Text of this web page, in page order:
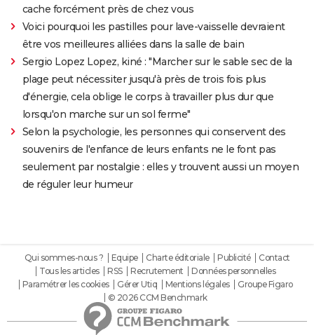
cache forcément près de chez vous
Voici pourquoi les pastilles pour lave-vaisselle devraient
être vos meilleures alliées dans la salle de bain
Sergio Lopez Lopez, kiné : "Marcher sur le sable sec de la
plage peut nécessiter jusqu'à près de trois fois plus
d'énergie, cela oblige le corps à travailler plus dur que
lorsqu'on marche sur un sol ferme"
Selon la psychologie, les personnes qui conservent des
souvenirs de l'enfance de leurs enfants ne le font pas
seulement par nostalgie : elles y trouvent aussi un moyen
de réguler leur humeur
Qui sommes-nous ? Equipe Charte éditoriale Publicité
Contact
Tous les articles
RSS Recrutement
Données personnelles
Paramétrer les cookies
Gérer Utiq Mentions légales
Groupe Figaro
© 2026 CCM Benchmark